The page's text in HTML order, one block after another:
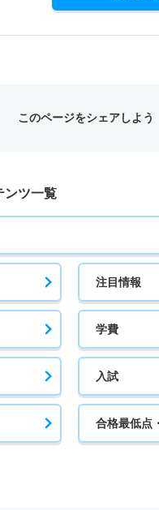
このページをシェアしよう
ンツ一覧
注目情報
学費
入試
合格最低点